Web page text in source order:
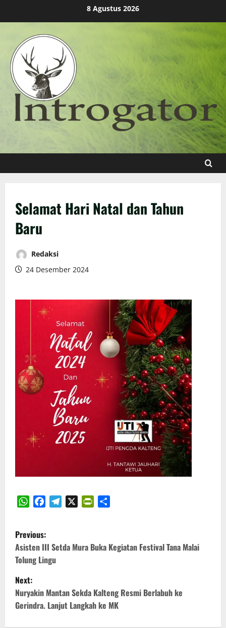
8 Agustus 2026
Selamat Hari Natal dan Tahun
Baru
Redaksi
24 Desember 2024
P
o
s
t
n
Previous:
Asisten III Setda Mura Buka Kegiatan Festival Tana Malai
Tolung Lingu
Next:
Nuryakin Mantan Sekda Kalteng Resmi Berlabuh ke
Gerindra. Lanjut Langkah ke MK